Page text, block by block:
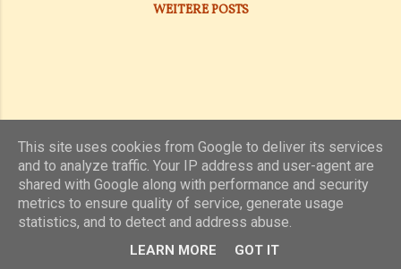
WEITERE POSTS
Powered by Blogger
This site uses cookies from Google to deliver its services
and to analyze traffic. Your IP address and user-agent are
shared with Google along with performance and security
metrics to ensure quality of service, generate usage
statistics, and to detect and address abuse.
LEARN MORE GOT IT